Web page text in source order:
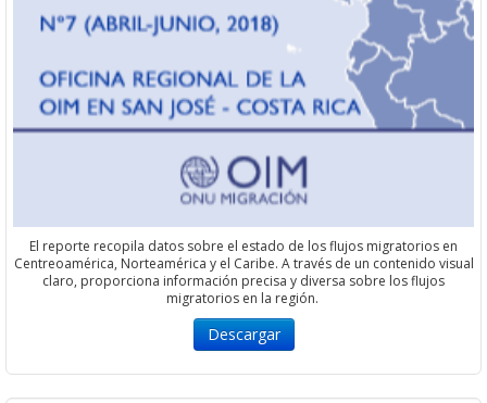
El reporte recopila datos sobre el estado de los flujos migratorios en
Centreoamérica, Norteamérica y el Caribe. A través de un contenido visual
claro, proporciona información precisa y diversa sobre los flujos
migratorios en la región.
Descargar